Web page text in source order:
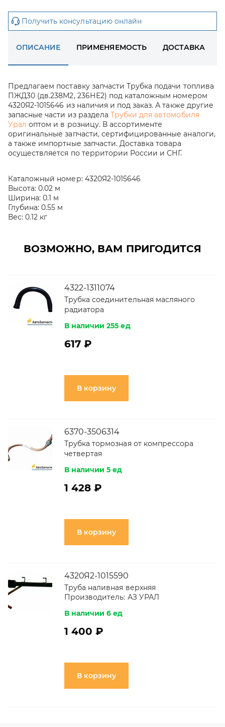
Получить консультацию онлайн
ОПИСАНИЕ ПРИМЕНЯЕМОСТЬ ДОСТАВКА
Предлагаем поставку запчасти Трубка подачи топлива
ПЖД30 (дв.238М2, 236НЕ2) под каталожным номером
4320Я2-1015646 из наличия и под заказ. А также другие
запасные части из раздела Трубки для автомобиля
Урал оптом и в розницу. В ассортименте
оригинальные запчасти, сертифицированные аналоги,
а также импортные запчасти. Доставка товара
осуществляется по территории России и СНГ.
Каталожный номер: 4320Я2-1015646
Высота: 0.02 м
Ширина: 0.1 м
Глубина: 0.55 м
Вес: 0.12 кг
ВОЗМОЖНО, ВАМ ПРИГОДИТСЯ
4322-1311074
Трубка соединительная масляного
радиатора
В наличии 255 ед
617 ₽
В корзину
6370-3506314
Трубка тормозная от компрессора
четвертая
В наличии 5 ед
1 428 ₽
В корзину
4320Я2-1015590
Труба наливная верхняя
Производитель: АЗ УРАЛ
В наличии 6 ед
1 400 ₽
В корзину